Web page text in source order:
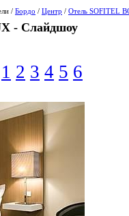
/ Бордо / Центр / Отель SOFITEL
- Слайдшоу
1 2 3 4 5 6